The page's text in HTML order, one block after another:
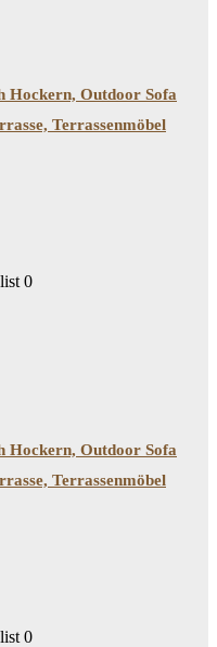
Hockern, Outdoor Sofa
Terrassenmöbel
0
Hockern, Outdoor Sofa
Terrassenmöbel
0